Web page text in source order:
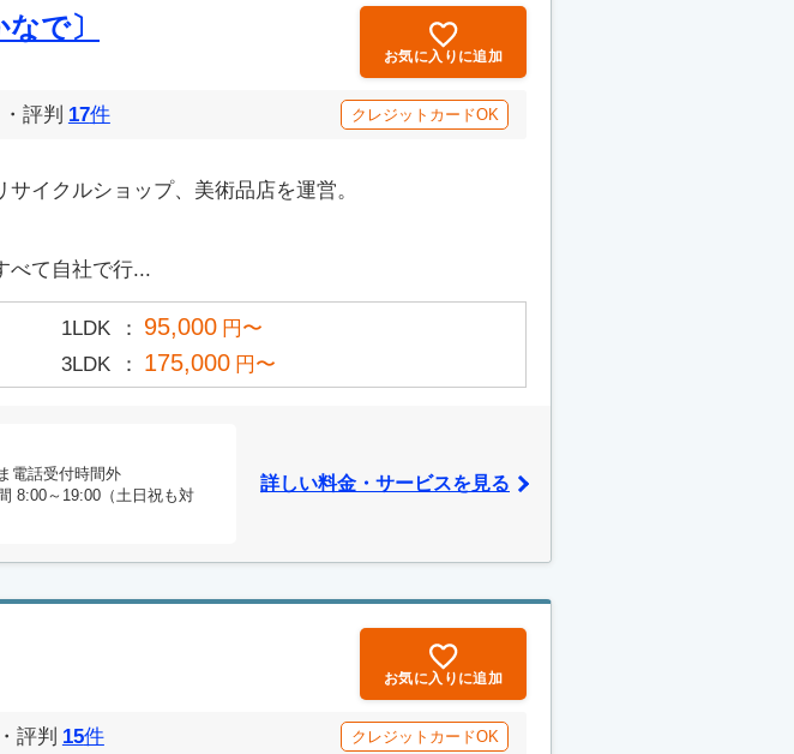
で〕
お気に入りに追加
評判 17件 クレジットカードOK
サイクルショップ、美術品店を運営。
べて自社で行...
1LDK 95,000 円〜
3LDK 175,000 円〜
電話受付時間外
8:00～19:00（土日祝も対
詳しい料金・サービスを見る
お気に入りに追加
評判 15件 クレジットカードOK